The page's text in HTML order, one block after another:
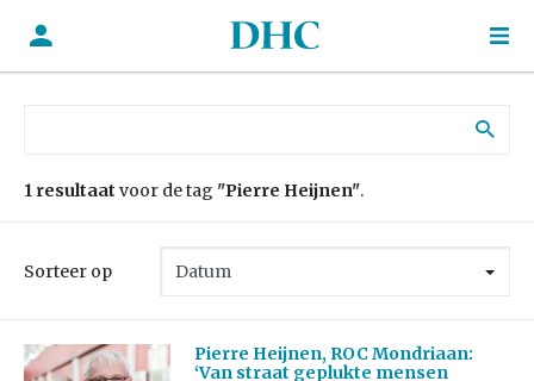
1 resultaat voor de tag "Pierre Heijnen".
Sorteer op
Pierre Heijnen, ROC Mondriaan:
‘Van straat geplukte mensen